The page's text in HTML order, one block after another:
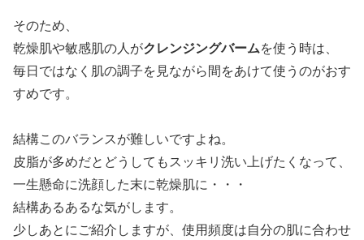
そのため、
乾燥肌や敏感肌の人がクレンジングバームを使う時は、
毎日ではなく肌の調子を見ながら間をあけて使うのがおす
すめです。
結構このバランスが難しいですよね。
皮脂が多めだとどうしてもスッキリ洗い上げたくなって、
一生懸命に洗顔した末に乾燥肌に・・・
結構あるあるな気がします。
少しあとにご紹介しますが、使用頻度は自分の肌に合わせ